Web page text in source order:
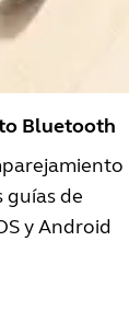
Bluetooth
de
y Android